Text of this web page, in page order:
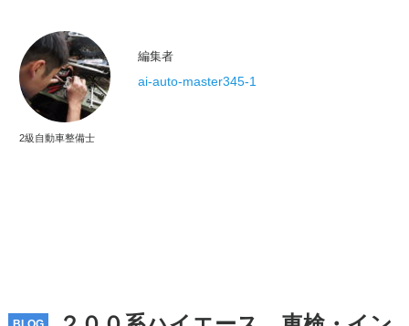
編集者
ai-auto-master345-1
2級自動車整備士